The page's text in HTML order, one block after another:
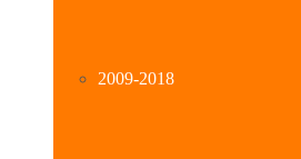
2009-2018